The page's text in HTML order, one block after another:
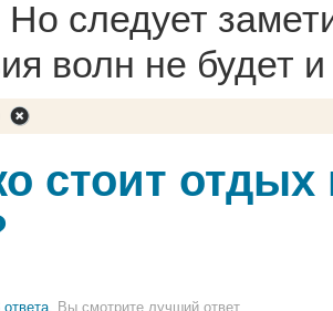
Но следует
волн не будет
стоит
ответа, Вы смотрите лучший ответ